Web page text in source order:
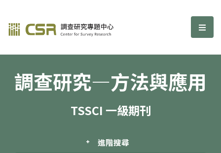
調查研究—方法與應用期刊 選
調查研究—方法與應用
TSSCI 一級期刊
進階搜尋